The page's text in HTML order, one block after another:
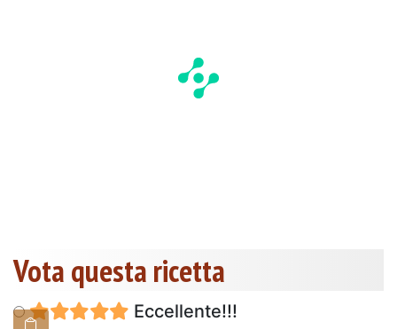
Vota questa ricetta
Eccellente!!!